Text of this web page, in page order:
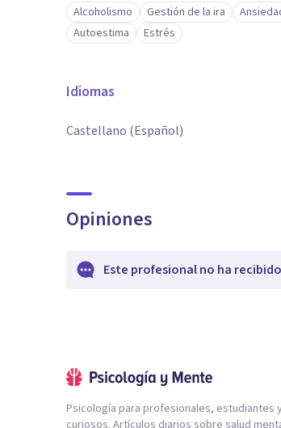
Alcoholismo Gestión de la ira
Autoestima
Estrés
Idiomas
Castellano (Español)
Opiniones
Este profesional no ha
Psicología para profesionales, estudiantes
curiosos. Artículos diarios sobre salud